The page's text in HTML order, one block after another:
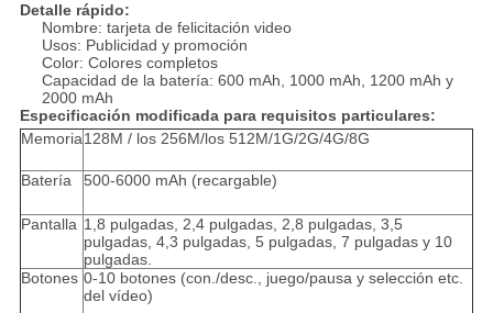
Detalle rápido:
Nombre: tarjeta de felicitación video
Usos: Publicidad y promoción
Color: Colores completos
Capacidad de la batería: 600 mAh, 1000 mAh, 1200 mAh y
2000 mAh
Especificación modificada para requisitos particulares:
Memoria128M / los 256M/los 512M/1G/2G/4G/8G
Batería 500-6000 mAh (recargable)
Pantalla 1,8 pulgadas, 2,4 pulgadas, 2,8 pulgadas, 3,5
pulgadas, 4,3 pulgadas, 5 pulgadas, 7 pulgadas y 10
pulgadas.
Botones 0-10 botones (con./desc., juego/pausa y selección etc.
del vídeo)